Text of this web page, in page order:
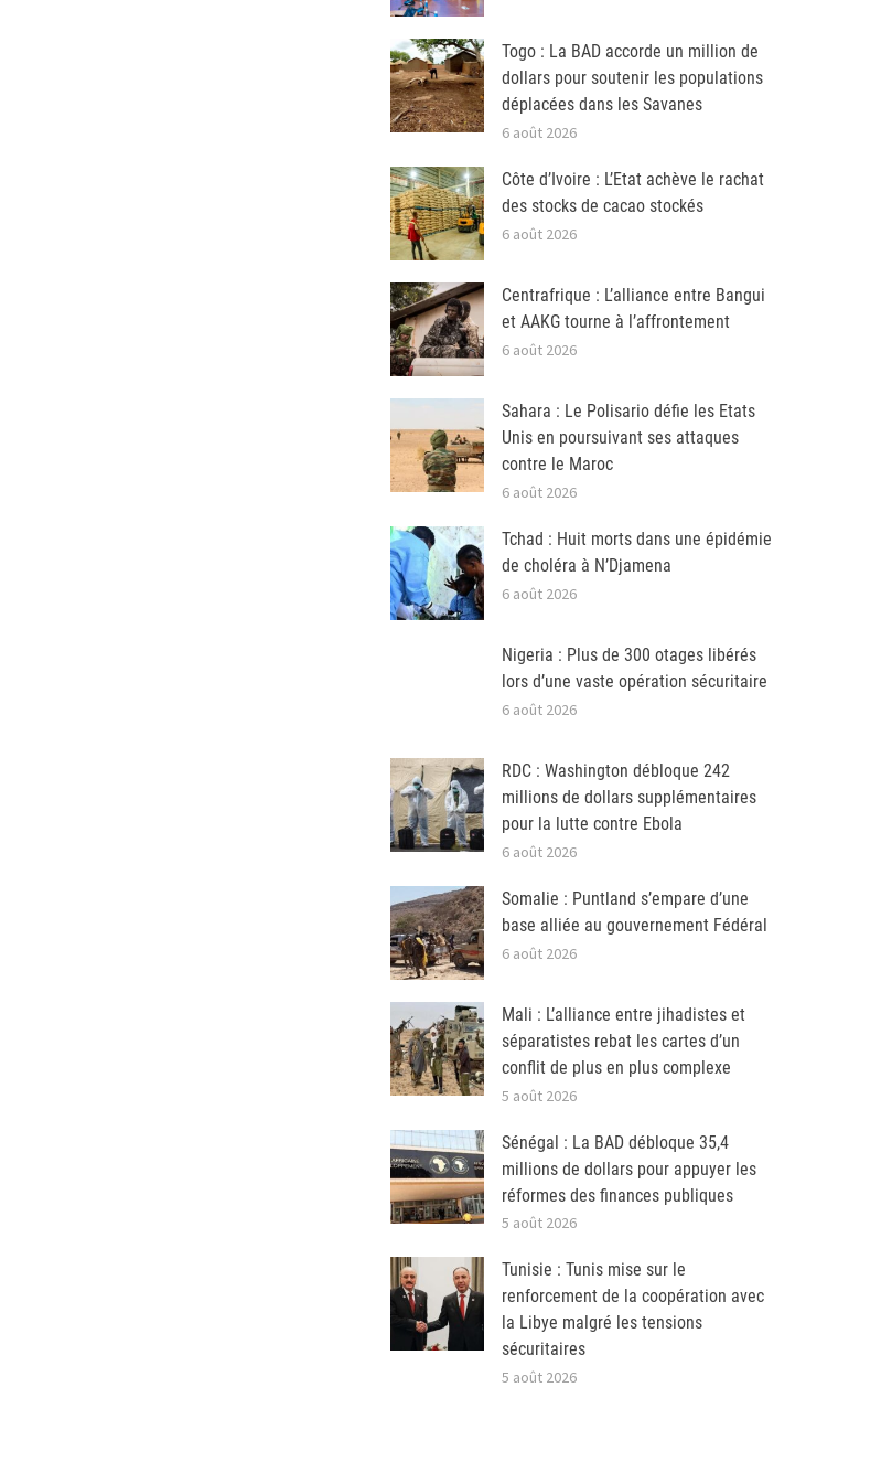
Togo : La BAD accorde un million de
dollars pour soutenir les populations
déplacées dans les Savanes
6 août 2026
Côte d’Ivoire : L’Etat achève le rachat
des stocks de cacao stockés
6 août 2026
Centrafrique : L’alliance entre Bangui
et AAKG tourne à l’affrontement
6 août 2026
Sahara : Le Polisario défie les Etats
Unis en poursuivant ses attaques
contre le Maroc
6 août 2026
Tchad : Huit morts dans une épidémie
de choléra à N’Djamena
6 août 2026
Nigeria : Plus de 300 otages libérés
lors d’une vaste opération sécuritaire
6 août 2026
RDC : Washington débloque 242
millions de dollars supplémentaires
pour la lutte contre Ebola
6 août 2026
Somalie : Puntland s’empare d’une
base alliée au gouvernement Fédéral
6 août 2026
Mali : L’alliance entre jihadistes et
séparatistes rebat les cartes d’un
conflit de plus en plus complexe
5 août 2026
Sénégal : La BAD débloque 35,4
millions de dollars pour appuyer les
réformes des finances publiques
5 août 2026
Tunisie : Tunis mise sur le
renforcement de la coopération avec
la Libye malgré les tensions
sécuritaires
5 août 2026